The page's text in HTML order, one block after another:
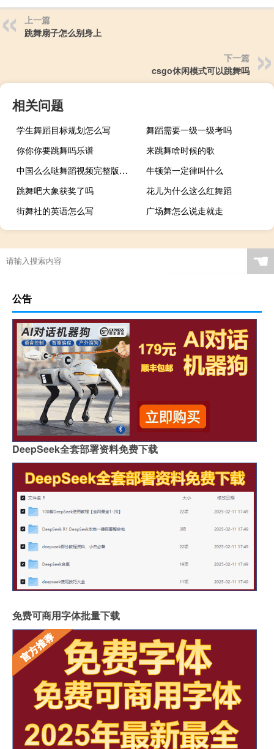
上一篇
跳舞扇子怎么别身上
下一篇
csgo休闲模式可以跳舞吗
相关问题
学生舞蹈目标规划怎么写
舞蹈需要一级一级考吗
你你你要跳舞吗乐谱
来跳舞啥时候的歌
中国么么哒舞蹈视频完整版手势舞
牛顿第一定律叫什么
跳舞吧大象获奖了吗
花儿为什么这么红舞蹈
街舞社的英语怎么写
广场舞怎么说走就走
☚
公告
DeepSeek全套部署资料免费下载
免费可商用字体批量下载